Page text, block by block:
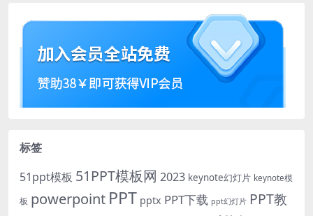
标签
51ppt模板 51PPT模板网 2023 keynote幻灯片 keynote模
板 powerpoint PPT pptx PPT下载 ppt幻灯片 PPT教